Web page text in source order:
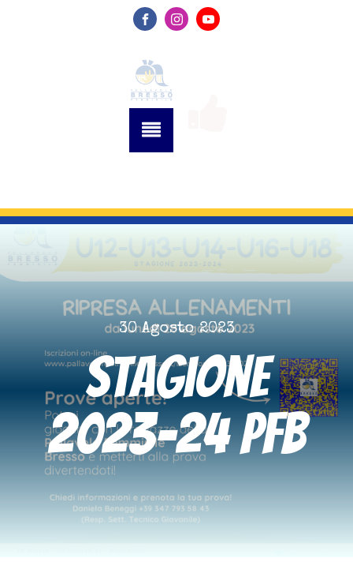
30 Agosto 2023
Stagione
2023-24 PFB